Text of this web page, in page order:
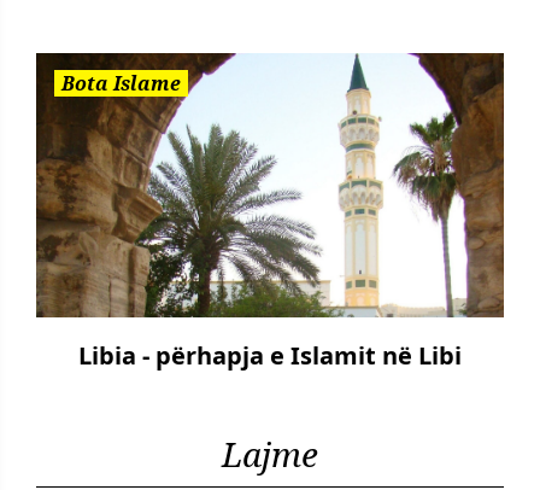
Bota Islame
Libia - përhapja e Islamit në Libi
Lajme